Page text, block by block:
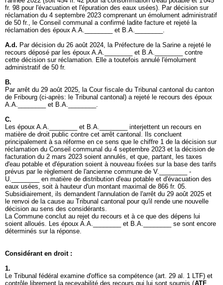
fr. 98 pour l'évacuation et l'épuration des eaux usées). Par décision sur
réclamation du 4 septembre 2023 comprenant un émolument administratif
de 50 fr., le Conseil communal a confirmé ladite facture et rejeté la
réclamation des époux A.A.________ et B.A.________.
A.d. Par décision du 26 août 2024, la Préfecture de la Sarine a rejeté le
recours déposé par les époux A.A.________ et B.A.________ contre
cette décision sur réclamation. Elle a toutefois annulé l'émolument
administratif de 50 fr.
B.
Par arrêt du 29 août 2025, la Cour fiscale du Tribunal cantonal du canton
de Fribourg (ci-après: le Tribunal cantonal) a rejeté le recours des époux
A.A.________ et B.A.________.
C.
Les époux A.A.________ et B.A.________ interjettent un recours en
matière de droit public contre cet arrêt cantonal. Ils concluent
principalement à sa réforme en ce sens que le chiffre 1 de la décision sur
réclamation du Conseil communal du 4 septembre 2023 et la décision de
facturation du 2 mars 2023 soient annulés, et que, partant, les taxes
d'eau potable et d'épuration soient à nouveau fixées sur la base des tarifs
prévus par le règlement de l'ancienne commune de V.________ -
U.________ en matière de distribution d'eau potable et d'évacuation des
eaux usées, soit à hauteur d'un montant maximal de 866 fr. 05.
Subsidiairement, ils demandent l'annulation de l'arrêt du 29 août 2025 et
le renvoi de la cause au Tribunal cantonal pour qu'il rende une nouvelle
décision au sens des considérants.
La Commune conclut au rejet du recours et à ce que des dépens lui
soient alloués. Les époux A.A.________ et B.A.________ se sont encore
déterminés sur la réponse.
Considérant en droit :
1.
Le Tribunal fédéral examine d'office sa compétence (art. 29 al. 1 LTF) et
contrôle librement la recevabilité des recours qui lui sont soumis (ATF